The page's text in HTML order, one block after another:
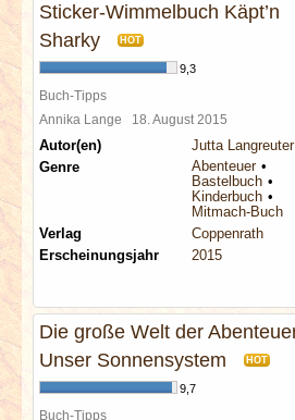
Sticker-Wimmelbuch Käpt’n
Sharky
HOT
9,3
Buch-Tipps
Annika Lange 18. August 2015
Autor(en)
Jutta Langreuter
Genre
Abenteuer
Bastelbuch
Kinderbuch
Mitmach-Buch
Verlag
Coppenrath
Erscheinungsjahr
2015
Die große Welt der
Unser Sonnensystem
HOT
9,7
Buch-Tipps